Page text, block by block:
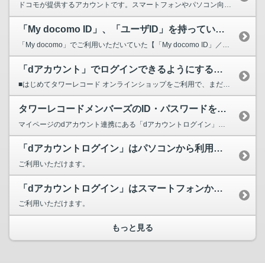
ドコモが提供するアカウントです。スマートフォンやパソコン向け各種サービスや「dアカウントロ...
「My docomo ID」、「ユーザID」を持っていますが「dアカウント...
「My docomo」でご利用いただいていた【「My docomo ID」／パスワード】、「ド...
「dアカウント」でログインできるようにする方法を教えてください。
■はじめてタワーレコード オンラインショップをご利用で、まだメンバーズ会員登録をされていないお...
タワーレコードメンバーズのID・パスワードをすでに持っていますが、「dアカ...
「dアカウントログイン」はパソコンから利用可能でしょうか？
ご利用いただけます。
「dアカウントログイン」はスマートフォンからは利用可能でしょうか？
ご利用いただけます。
もっと見る